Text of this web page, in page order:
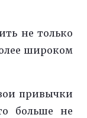
не только
широком
привычки
больше не